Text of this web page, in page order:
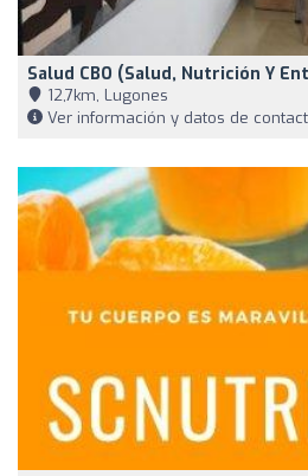
Salud CBO (Salud, Nutrición Y
12,7km, Lugones
Ver información y datos de